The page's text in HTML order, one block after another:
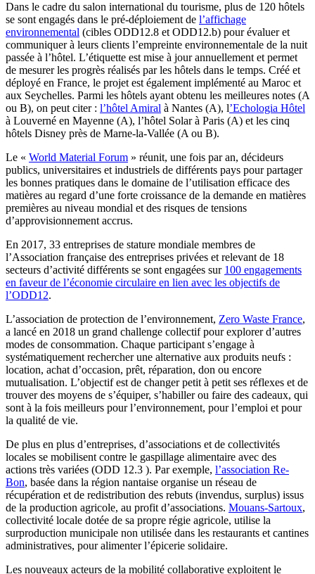
Dans le cadre du salon international du tourisme, plus de 120 hôtels
se sont engagés dans le pré-déploiement de l’affichage
environnemental (cibles ODD12.8 et ODD12.b) pour évaluer et
communiquer à leurs clients l’empreinte environnementale de la nuit
passée à l’hôtel. L’étiquette est mise à jour annuellement et permet
de mesurer les progrès réalisés par les hôtels dans le temps. Créé et
déployé en France, le projet est également implémenté au Maroc et
aux Seychelles. Parmi les hôtels ayant obtenu les meilleures notes (A
ou B), on peut citer : l’hôtel Amiral à Nantes (A), l’Echologia Hôtel
à Louverné en Mayenne (A), l’hôtel Solar à Paris (A) et les cinq
hôtels Disney près de Marne-la-Vallée (A ou B).
Le « World Material Forum » réunit, une fois par an, décideurs
publics, universitaires et industriels de différents pays pour partager
les bonnes pratiques dans le domaine de l’utilisation efficace des
matières au regard d’une forte croissance de la demande en matières
premières au niveau mondial et des risques de tensions
d’approvisionnement accrus.
En 2017, 33 entreprises de stature mondiale membres de
l’Association française des entreprises privées et relevant de 18
secteurs d’activité différents se sont engagées sur 100 engagements
en faveur de l’économie circulaire en lien avec les objectifs de
l’ODD12.
L’association de protection de l’environnement, Zero Waste France,
a lancé en 2018 un grand challenge collectif pour explorer d’autres
modes de consommation. Chaque participant s’engage à
systématiquement rechercher une alternative aux produits neufs :
location, achat d’occasion, prêt, réparation, don ou encore
mutualisation. L’objectif est de changer petit à petit ses réflexes et de
trouver des moyens de s’équiper, s’habiller ou faire des cadeaux, qui
sont à la fois meilleurs pour l’environnement, pour l’emploi et pour
la qualité de vie.
De plus en plus d’entreprises, d’associations et de collectivités
locales se mobilisent contre le gaspillage alimentaire avec des
actions très variées (ODD 12.3 ). Par exemple, l’association Re-
Bon, basée dans la région nantaise organise un réseau de
récupération et de redistribution des rebuts (invendus, surplus) issus
de la production agricole, au profit d’associations. Mouans-Sartoux,
collectivité locale dotée de sa propre régie agricole, utilise la
surproduction municipale non utilisée dans les restaurants et cantines
administratives, pour alimenter l’épicerie solidaire.
Les nouveaux acteurs de la mobilité collaborative exploitent le